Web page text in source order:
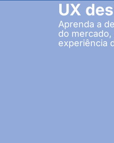
UX
Aprenda a
do
experiência